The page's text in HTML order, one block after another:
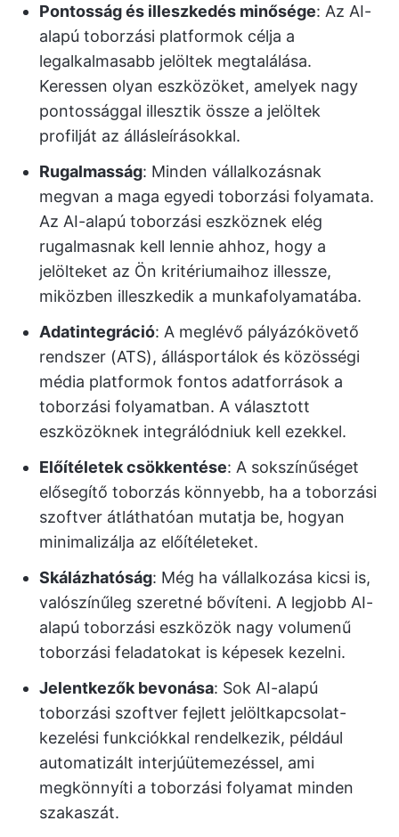
Pontosság és illeszkedés minősége: Az AI-
alapú toborzási platformok célja a
legalkalmasabb jelöltek megtalálása.
Keressen olyan eszközöket, amelyek nagy
pontossággal illesztik össze a jelöltek
profilját az állásleírásokkal.
Rugalmasság: Minden vállalkozásnak
megvan a maga egyedi toborzási folyamata.
Az AI-alapú toborzási eszköznek elég
rugalmasnak kell lennie ahhoz, hogy a
jelölteket az Ön kritériumaihoz illessze,
miközben illeszkedik a munkafolyamatába.
Adatintegráció: A meglévő pályázókövető
rendszer (ATS), állásportálok és közösségi
média platformok fontos adatforrások a
toborzási folyamatban. A választott
eszközöknek integrálódniuk kell ezekkel.
Előítéletek csökkentése: A sokszínűséget
elősegítő toborzás könnyebb, ha a toborzási
szoftver átláthatóan mutatja be, hogyan
minimalizálja az előítéleteket.
Skálázhatóság: Még ha vállalkozása kicsi is,
valószínűleg szeretné bővíteni. A legjobb AI-
alapú toborzási eszközök nagy volumenű
toborzási feladatokat is képesek kezelni.
Jelentkezők bevonása: Sok AI-alapú
toborzási szoftver fejlett jelöltkapcsolat-
kezelési funkciókkal rendelkezik, például
automatizált interjúütemezéssel, ami
megkönnyíti a toborzási folyamat minden
szakaszát.